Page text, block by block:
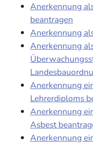
Anerkennung
beantragen
Anerkennung
Anerkennung
Anerkennung
Lehrerdiploms
Anerkennung
Asbest
Anerkennung